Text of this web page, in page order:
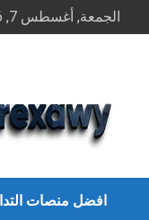
الجمعة, أغسطس 7, 2026
افضل منصات